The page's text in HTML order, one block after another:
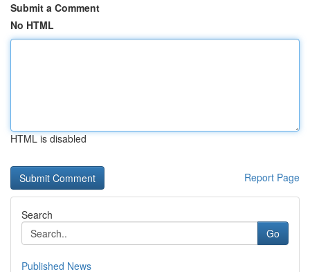
Submit a Comment
No HTML
HTML is disabled
Report Page
Search
Go
Published News